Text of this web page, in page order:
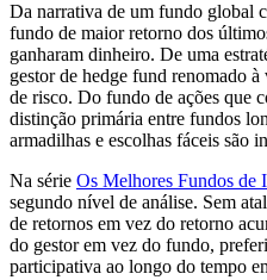
Da narrativa de um fundo global
fundo de maior retorno dos
ganharam dinheiro. De uma
gestor de hedge fund renomado
de risco. Do fundo de ações que
distinção primária entre fundos
armadilhas e escolhas fáceis são
Na série Os Melhores Fundos de
segundo nível de análise. Sem
de retornos em vez do retorno
do gestor em vez do fundo,
participativa ao longo do tempo